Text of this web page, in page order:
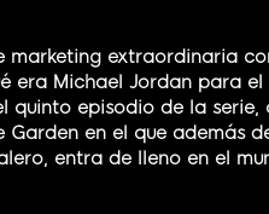
marketing extraordinaria
era Michael Jordan para
episodio de la serie,
Garden en el que además
entra de lleno en el